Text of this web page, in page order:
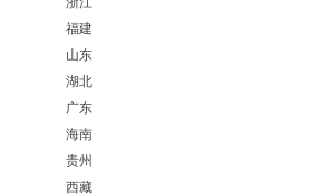
福建
山东
湖北
广东
海南
贵州
西藏